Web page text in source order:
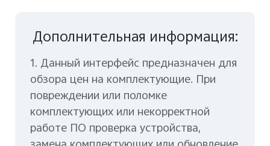
Дополнительная информация:
1. Данный интерфейс предназначен для
обзора цен на комплектующие. При
повреждении или поломке
комплектующих или некорректной
работе ПО проверка устройства,